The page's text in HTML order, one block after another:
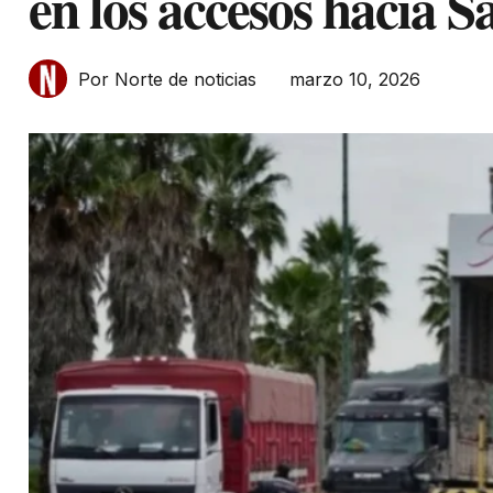
Por Norte de noticias marzo 10, 2026